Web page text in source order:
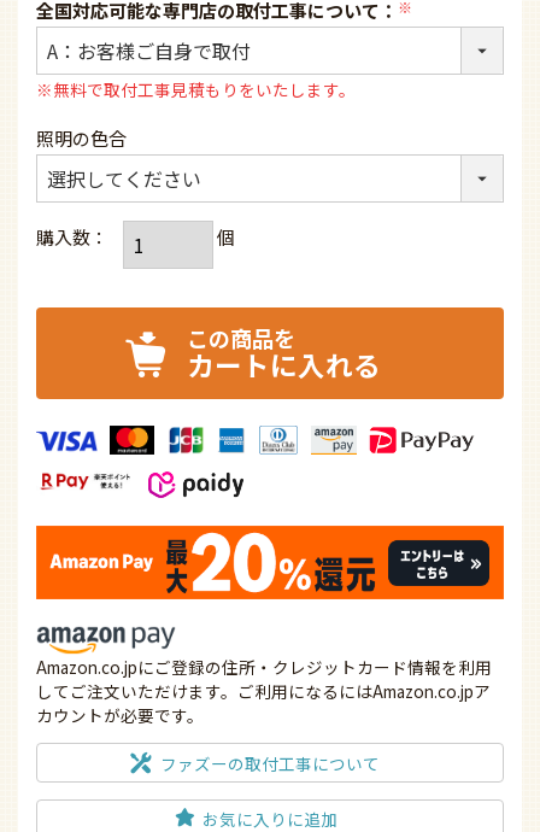
全国対応可能な専門店の取付工事について：
(必
※無料で取付工事見積もりをいたします。
照明の色合
カートに入れる
Amazon.co.jpにご登録の住所・クレジットカード情報を利用
してご注文いただけます。ご利用になるにはAmazon.co.jpア
カウントが必要です。
ファズーの取付工事について
お気に入りに追加